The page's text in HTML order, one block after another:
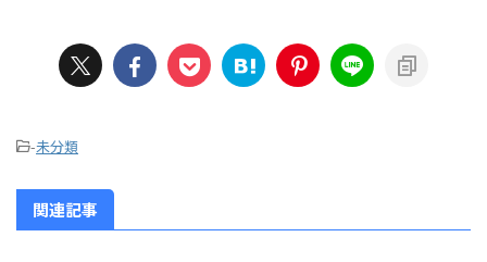
-未分類
関連記事